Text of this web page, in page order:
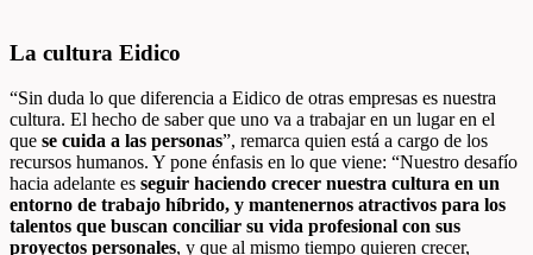
La cultura Eidico
“Sin duda lo que diferencia a Eidico de otras empresas es nuestra
cultura. El hecho de saber que uno va a trabajar en un lugar en el
que se cuida a las personas”, remarca quien está a cargo de los
recursos humanos. Y pone énfasis en lo que viene: “Nuestro desafío
hacia adelante es seguir haciendo crecer nuestra cultura en un
entorno de trabajo híbrido, y mantenernos atractivos para los
talentos que buscan conciliar su vida profesional con sus
proyectos personales, y que al mismo tiempo quieren crecer,